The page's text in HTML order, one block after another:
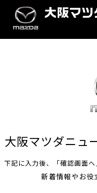
大阪マツダニュ
下記に入力後、「確認画面
新着情報やお役